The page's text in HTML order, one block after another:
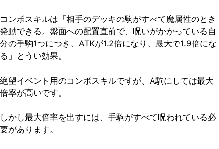
コンボスキルは「相手のデッキの駒がすべて魔属性のとき
発動できる。盤面への配置直前で、呪いがかかっている自
分の手駒1つにつき、ATKが1.2倍になり、最大で1.9倍にな
る」とうい効果。
絶望イベント用のコンボスキルですが、A駒にしては最大
倍率が高いです。
しかし最大倍率を出すには、手駒がすべて呪われている必
要があります。